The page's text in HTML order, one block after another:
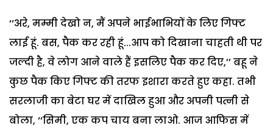
‘‘अरे, मम्मी देखो न, मैं अपने भाईभाभियों के लिए गिफ्ट
लाई हूं. बस, पैक कर रही हूं...आप को दिखाना चाहती थी पर
जल्दी है, वे लोग आने वाले हैं इसलिए पैक कर दिए,’’ बहू ने
कुछ पैक किए गिफ्ट की तरफ इशारा करते हुए कहा. तभी
सरलाजी का बेटा घर में दाखिल हुआ और अपनी पत्नी से
बोला, ‘‘सिमी, एक कप चाय बना लाओ. आज आफिस में